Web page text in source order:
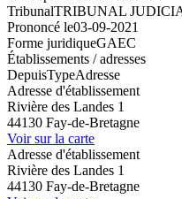
TribunalTRIBUNAL
Prononcé le03-09-2021
Forme juridiqueGAEC
Établissements / adresses
DepuisTypeAdresse
Adresse d'établissement
Rivière des Landes 1
44130 Fay-de-Bretagne
Voir sur la carte
Adresse d'établissement
Rivière des Landes 1
44130 Fay-de-Bretagne